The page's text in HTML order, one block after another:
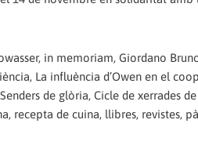
in memoriam, Giordano
La influència d’Owen en el
de glòria, Cicle de xerrades de
recepta de cuina, llibres, revistes,